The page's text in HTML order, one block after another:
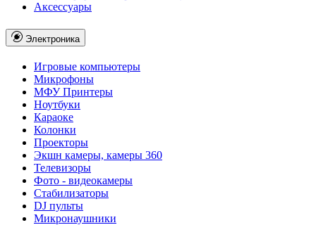
Аксессуары
Электроника
Игровые компьютеры
Микрофоны
МФУ Принтеры
Ноутбуки
Караоке
Колонки
Проекторы
Экшн камеры, камеры 360
Телевизоры
Фото - видеокамеры
Стабилизаторы
DJ пульты
Микронаушники